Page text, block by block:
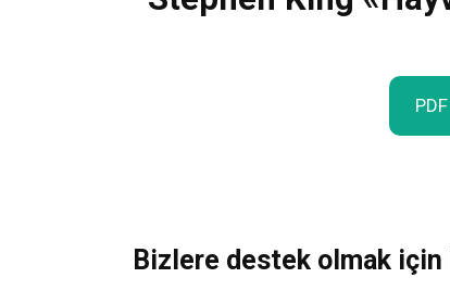
PDF
Bizlere destek olmak için